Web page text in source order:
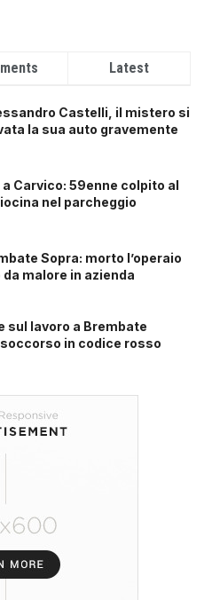
Latest
Castelli, il mistero si
la sua auto gravemente
Carvico: 59enne colpito al
nel parcheggio
Sopra: morto l’operaio
malore in azienda
sul lavoro a Brembate
in codice rosso